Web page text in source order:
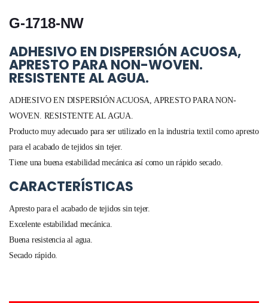
G-1718-NW
ADHESIVO EN DISPERSIÓN ACUOSA,
APRESTO PARA NON-WOVEN.
RESISTENTE AL AGUA.
ADHESIVO EN DISPERSIÓN ACUOSA, APRESTO PARA NON-
WOVEN. RESISTENTE AL AGUA.
Producto muy adecuado para ser utilizado en la industria textil como apresto
para el acabado de tejidos sin tejer.
Tiene una buena estabilidad mecánica así como un rápido secado.
CARACTERÍSTICAS
Apresto para el acabado de tejidos sin tejer.
Excelente estabilidad mecánica.
Buena resistencia al agua.
Secado rápido.